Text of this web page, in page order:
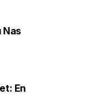
Nas
En